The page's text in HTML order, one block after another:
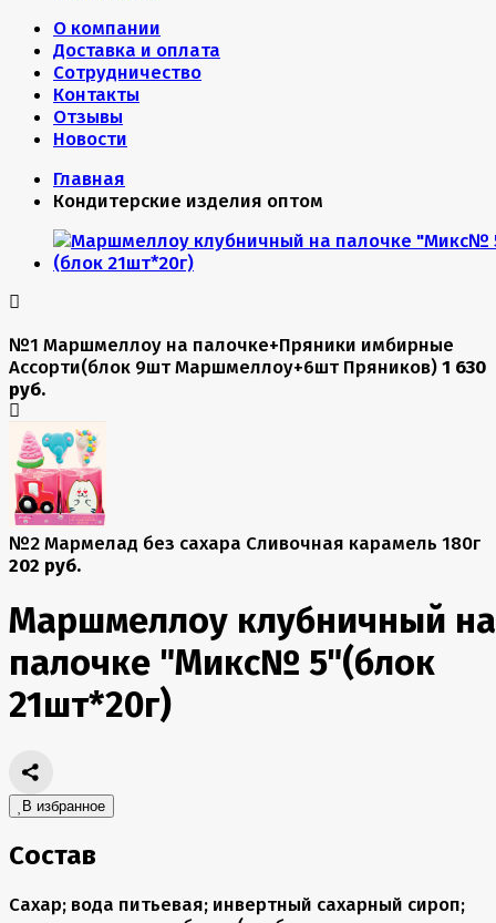
О компании
Доставка и оплата
Сотрудничество
Контакты
Отзывы
Новости
Главная
Кондитерские изделия оптом
№1 Маршмеллоу на палочке+Пряники имбирные
Ассорти(блок 9шт Маршмеллоу+6шт Пряников) 1 630
руб.
№2 Мармелад без сахара Сливочная карамель 180г
202 руб.
Маршмеллоу клубничный на
палочке "Микс№ 5"(блок
21шт*20г)
В избранное
Состав
Сахар; вода питьевая; инвертный сахарный сироп;